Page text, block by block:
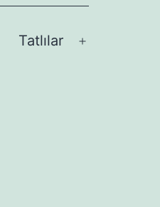
Menüyü
Tatlılar